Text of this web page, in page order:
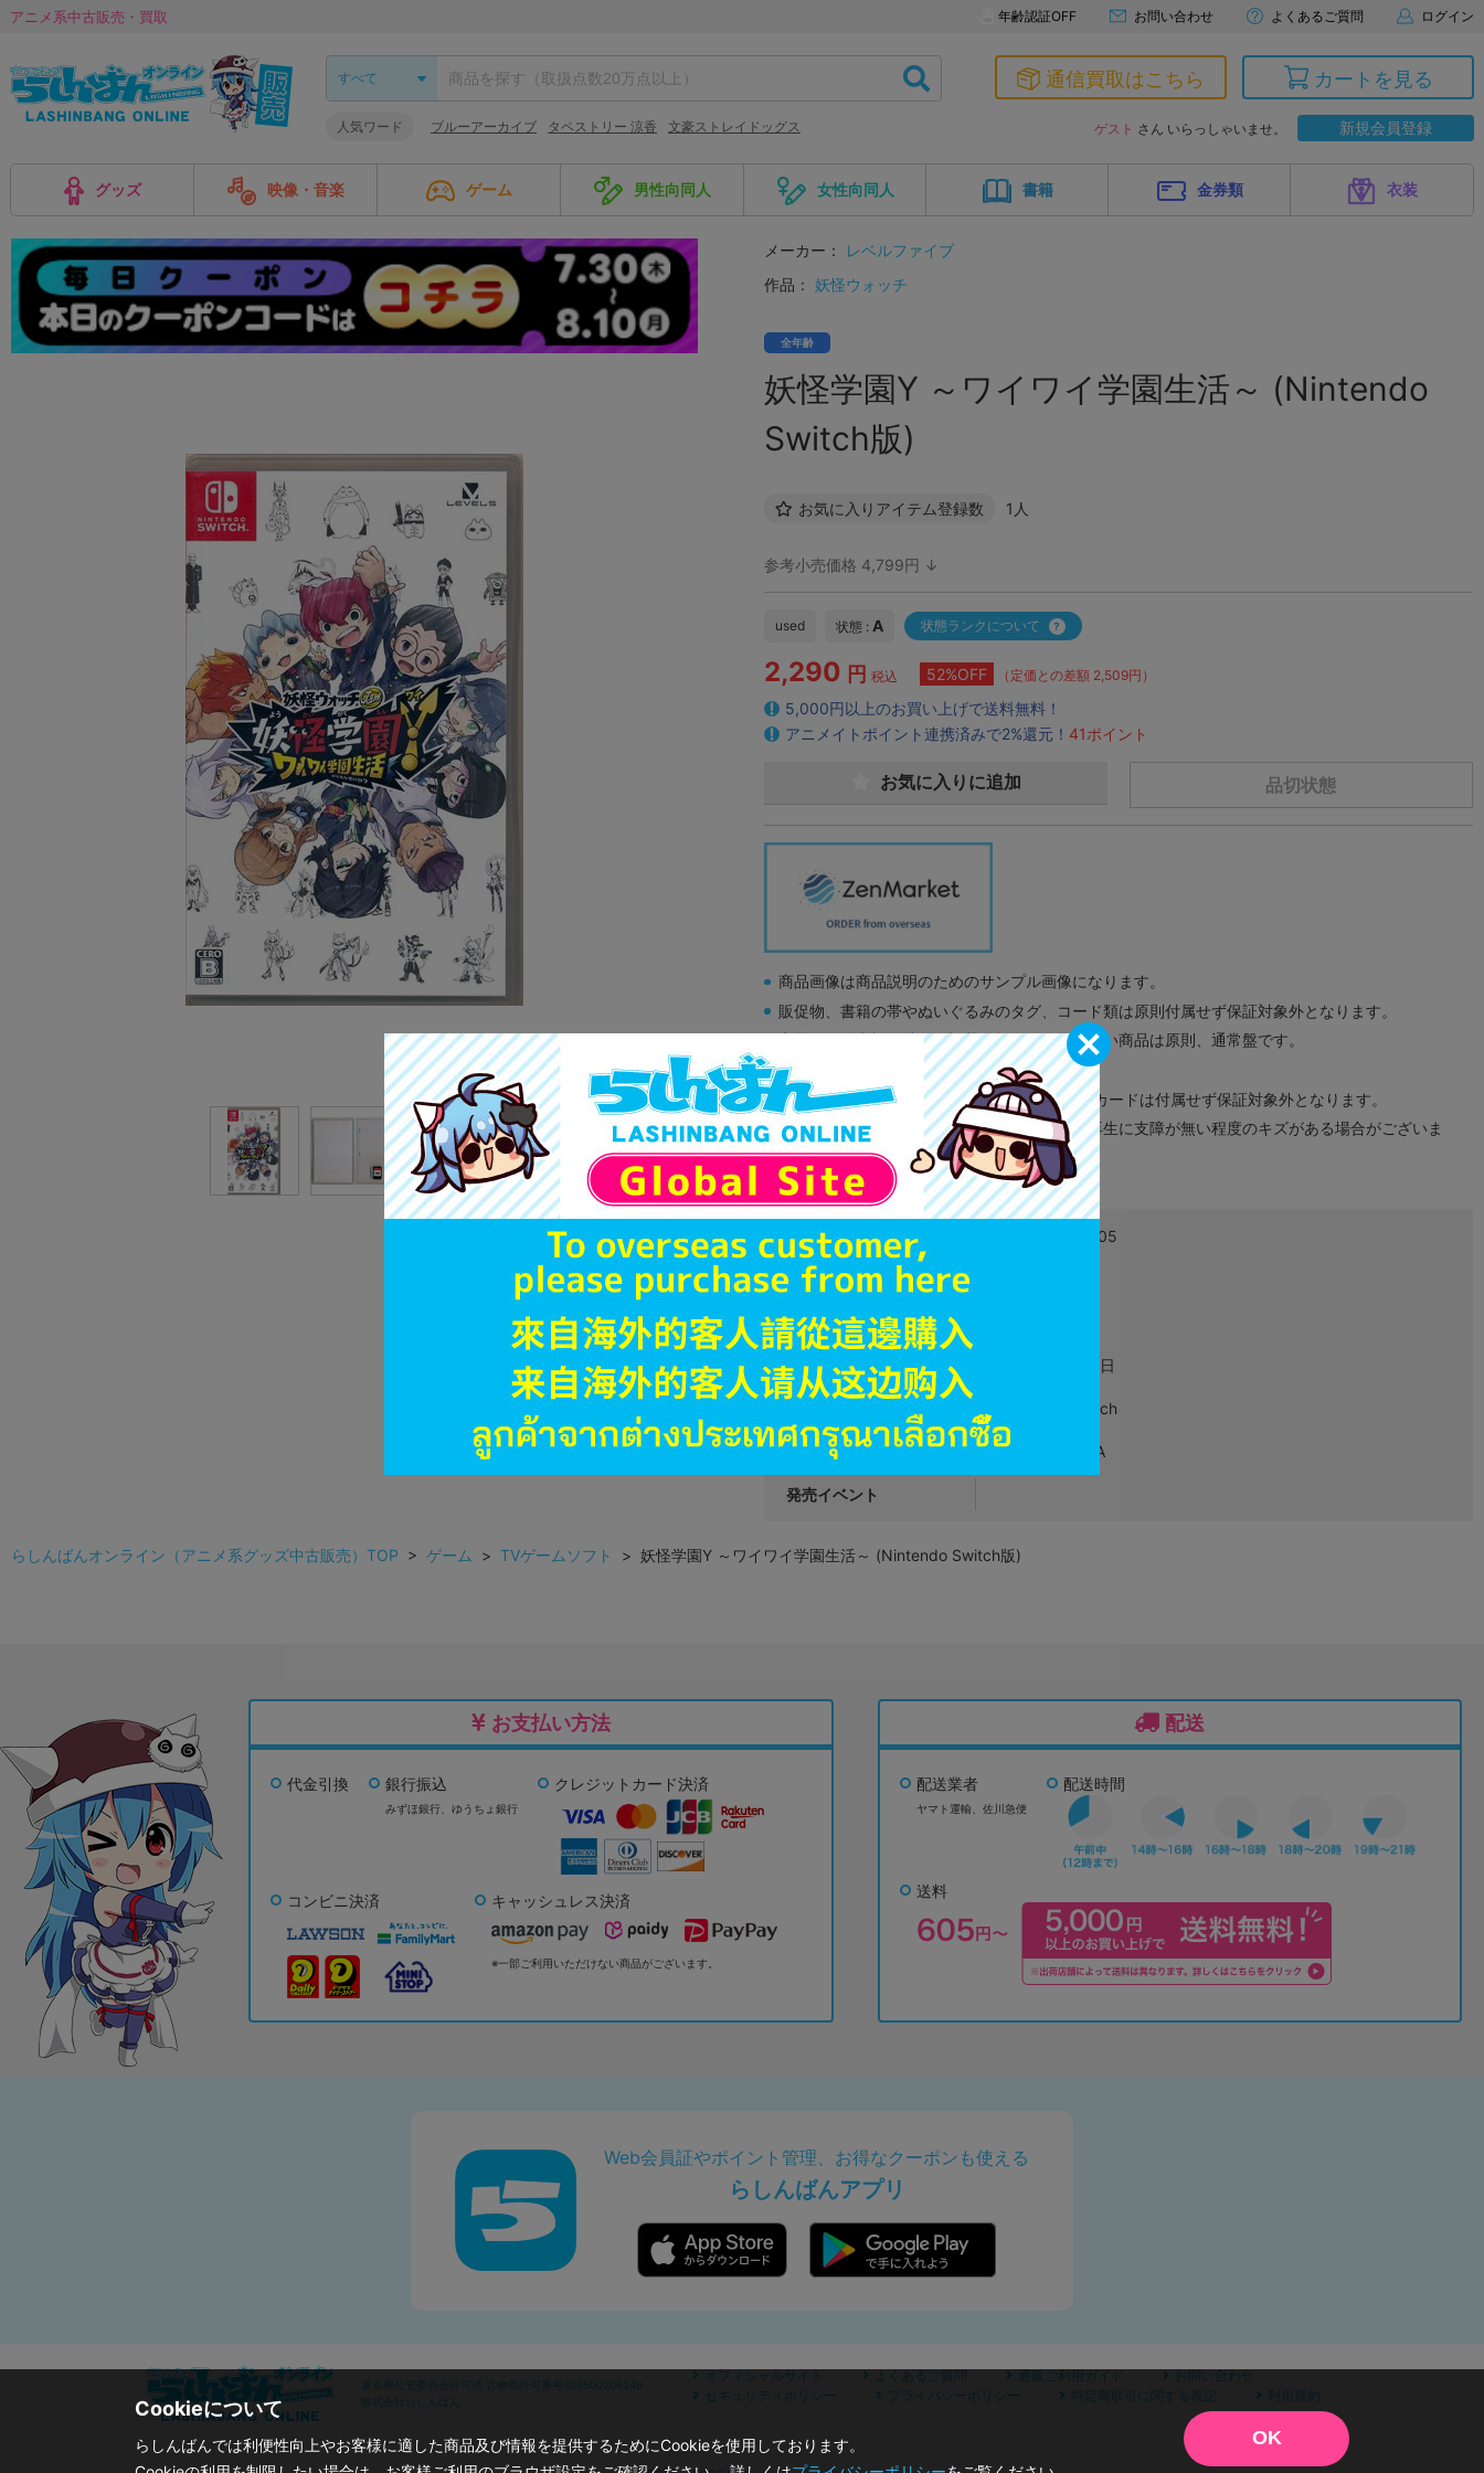
アニメ系中古販売・買取 年齢認証OFF お問い合わせ よくあるご質問 ログイン
人気ワード ブルーアーカイブ タペストリー 涼香 文豪ストレイドッグス
通信買取はこちら カートを見る
ゲスト さん いらっしゃいませ。 新規会員登録
グッズ 映像・音楽 ゲーム 男性向同人 女性向同人 書籍 金券類 衣装
メーカー：
レベルファイブ
作品： 妖怪ウォッチ
全年齢
妖怪学園Y ～ワイワイ学園生活～ (Nintendo
Switch版)
お気に入りアイテム登録数 1人
参考小売価格 4,799円 ↓
used 状態 : A 状態ランクについて
2,290 円 税込 52%OFF （定価との差額 2,509円）
5,000円以上のお買い上げで送料無料！
アニメイトポイント連携済みで2%還元！ 41ポイント
品切状態
お気に入りに追加
商品画像は商品説明のためのサンプル画像になります。
販促物、書籍の帯やぬいぐるみのタグ、コード類は原則付属せず保証対象外となります。
商品名や備考欄に特別な記載が無い限り取り扱い商品は原則、通常盤です。
「電池」は原則として保証対象外となります。
ゲーム機本体には、SDカードなどのメモリーカードは付属せず保証対象外となります。
ディスク類の読み取り面のキズに関しまして再生に支障が無い程度のキズがある場合がございま
す。
※詳細につきましてはコチラ
JANコード 4571237661105
商品番号
商品カテゴリ
発売日 2020年12月17日
ハード Nintendo Switch
型番 HAC-P-AXBWA
発売イベント
らしんばんオンライン（アニメ系グッズ中古販売）TOP > ゲーム > TVゲームソフト > 妖怪学園Y ～ワイワイ学園生活～ (Nintendo Switch版)
お支払い方法
代金引換 銀行振込
みずほ銀行、 ゆうちょ銀行
クレジットカード決済
コンビニ決済 キャッシュレス決済
※一部ご利用いただけない商品がございます。
配送
配送業者
ヤマト運輸、佐川急便
配送時間
送料
Web会員証やポイント管理、お得なクーポンも使える
らしんばんアプリ
東京都公安委員会許可済 古物商許可番号305500206246
株式会社らしんばん
オフィシャルサイト よくあるご質問 通販ご利用ガイド
お問い合わせ
セキュリティポリシー
プライバシーポリシー 特定商取引に関する表記 利用規約
Cookieについて
らしんばんでは利便性向上やお客様に適した商品及び情報を提供するためにCookieを使用しております。
OK